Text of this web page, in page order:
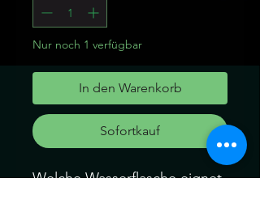
Nur noch 1 verfügbar
In den Warenkorb
Sofortkauf
Welche Wasserflasche eignet